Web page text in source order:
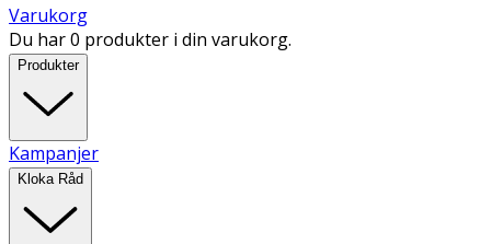
Varukorg
Du har 0 produkter i din varukorg.
Produkter
Kampanjer
Kloka Råd